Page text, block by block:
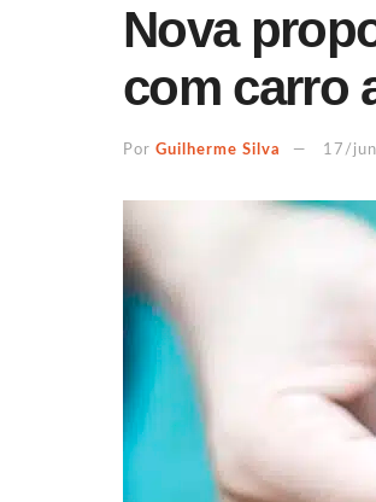
Nova
com carro
Por Guilherme Silva 17/